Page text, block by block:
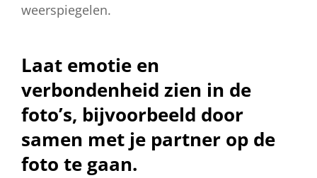
weerspiegelen.
Laat emotie en
verbondenheid zien in de
foto’s, bijvoorbeeld door
samen met je partner op de
foto te gaan.